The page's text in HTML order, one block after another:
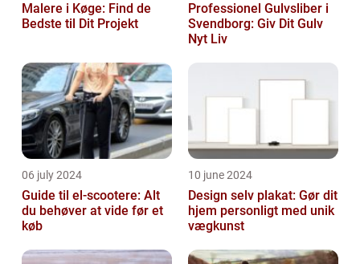
Malere i Køge: Find de
Bedste til Dit Projekt
Professionel Gulvsliber i
Svendborg: Giv Dit Gulv
Nyt Liv
06 july 2024
Guide til el-scootere: Alt
du behøver at vide før et
køb
10 june 2024
Design selv plakat: Gør dit
hjem personligt med unik
vægkunst